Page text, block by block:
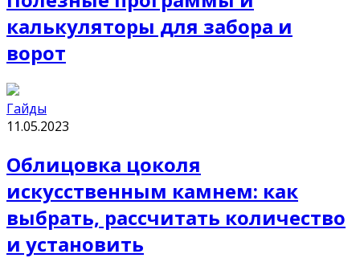
калькуляторы для забора и
ворот
Гайды
11.05.2023
Облицовка цоколя
искусственным камнем: как
выбрать, рассчитать количество
и установить